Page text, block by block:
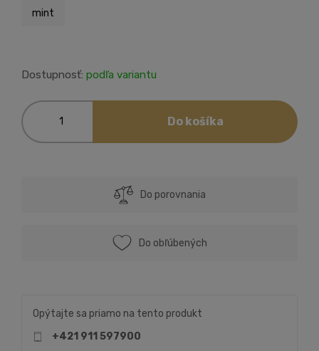
Dostupnosť: podľa variantu
mint
Do košíka
Do porovnania
Do obľúbených
Opýtajte sa priamo na tento produkt
+421 911 597900